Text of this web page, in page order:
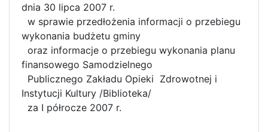
dnia 30 lipca 2007 r.
w sprawie przedłożenia informacji o przebiegu
wykonania budżetu gminy
oraz informacje o przebiegu wykonania planu
finansowego Samodzielnego
Publicznego Zakładu Opieki Zdrowotnej i
Instytucji Kultury /Biblioteka/
za I półrocze 2007 r.